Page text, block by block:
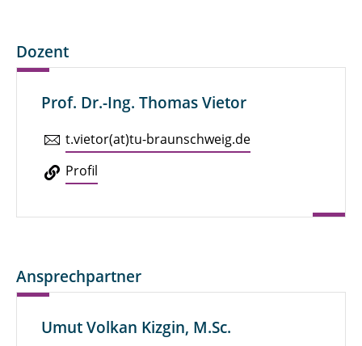
Dozent
Prof. Dr.-Ing. Thomas Vietor
t.​vietor(at)tu-braun­schweig.de
Profil
Ansprechpartner
Umut Volkan Kizgin, M.Sc.